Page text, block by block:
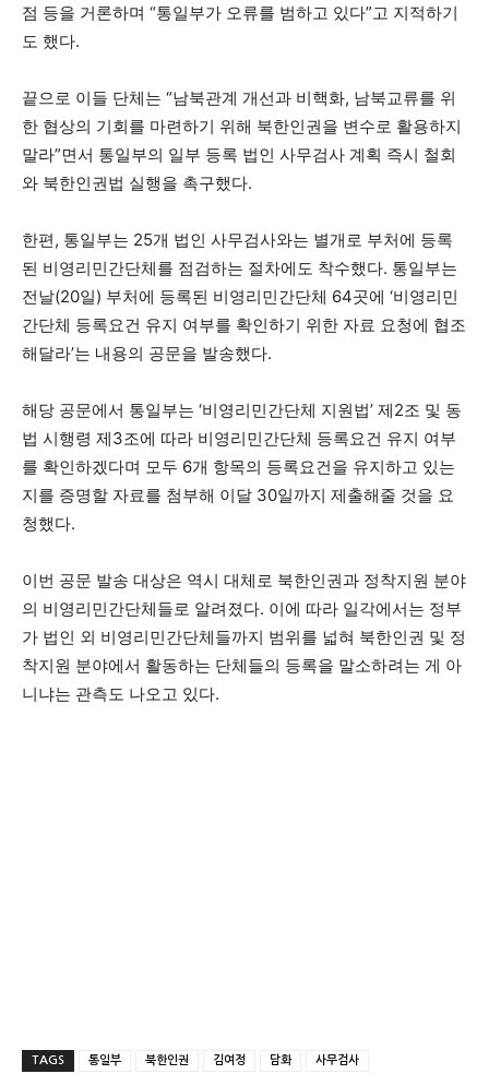
점 등을 거론하며 “통일부가 오류를 범하고 있다”고 지적하기
도 했다.
끝으로 이들 단체는 “남북관계 개선과 비핵화, 남북교류를 위
한 협상의 기회를 마련하기 위해 북한인권을 변수로 활용하지
말라”면서 통일부의 일부 등록 법인 사무검사 계획 즉시 철회
와 북한인권법 실행을 촉구했다.
한편, 통일부는 25개 법인 사무검사와는 별개로 부처에 등록
된 비영리민간단체를 점검하는 절차에도 착수했다. 통일부는
전날(20일) 부처에 등록된 비영리민간단체 64곳에 ‘비영리민
간단체 등록요건 유지 여부를 확인하기 위한 자료 요청에 협조
해달라’는 내용의 공문을 발송했다.
해당 공문에서 통일부는 ‘비영리민간단체 지원법’ 제2조 및 동
법 시행령 제3조에 따라 비영리민간단체 등록요건 유지 여부
를 확인하겠다며 모두 6개 항목의 등록요건을 유지하고 있는
지를 증명할 자료를 첨부해 이달 30일까지 제출해줄 것을 요
청했다.
이번 공문 발송 대상은 역시 대체로 북한인권과 정착지원 분야
의 비영리민간단체들로 알려졌다. 이에 따라 일각에서는 정부
가 법인 외 비영리민간단체들까지 범위를 넓혀 북한인권 및 정
착지원 분야에서 활동하는 단체들의 등록을 말소하려는 게 아
니냐는 관측도 나오고 있다.
TAGS 통일부 북한인권 김여정 담화 사무검사